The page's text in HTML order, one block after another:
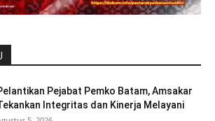
Pejabat Pemko Batam, Amsakar
Integritas dan Kinerja Melayani